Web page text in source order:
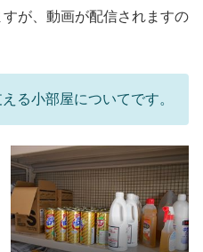
が、動画が配信されますの
る小部屋についてです。